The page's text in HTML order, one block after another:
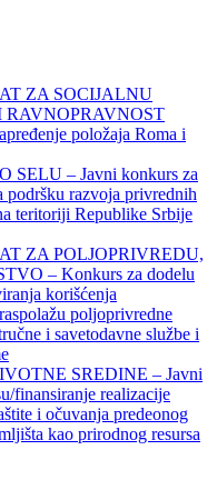
ZA SOCIJALNU
položaja Roma i
– Javni konkurs za
podršku razvoja privrednih
teritoriji Republike Srbije
ZA POLJOPRIVREDU,
– Konkurs za dodelu
korišćenja
poljoprivredne
i savetodavne službe i
SREDINE – Javni
finansiranje realizacije
i očuvanja predeonog
kao prirodnog resursa